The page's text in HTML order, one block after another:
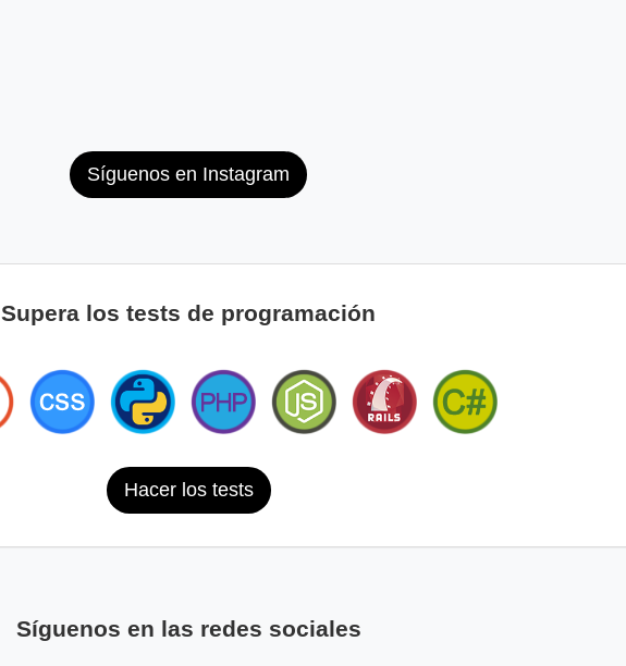
Síguenos en Instagram
Supera los tests de programación
Hacer los tests
Síguenos en las redes sociales